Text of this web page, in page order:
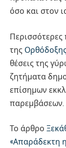
όσο και στον
της
θέσεις της
ζητήματα
επίσημων
παρεμβάσεων.
Το άρθρο
«Απαράδεκτη